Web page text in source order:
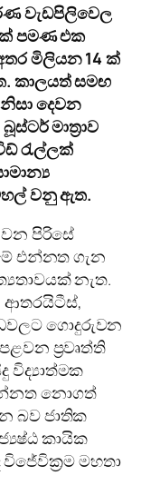
වැඩපිලිවෙල
පමණ එක
මිලියන 14 ක්
කාලයත් සමඟ
දෙවන
මාත්‍රාව
රැල්ලක්
වනු ඇත.
වන පිරිසේ
එන්නත ගැන
නැත.
ආතරයිටීස්,
ගොදුරුවන
ප්‍රවෘත්ති
විද්‍යාත්මක
නොගත්
බව ජාතික
කායික
මහතා